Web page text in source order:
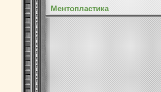
Ментопластика